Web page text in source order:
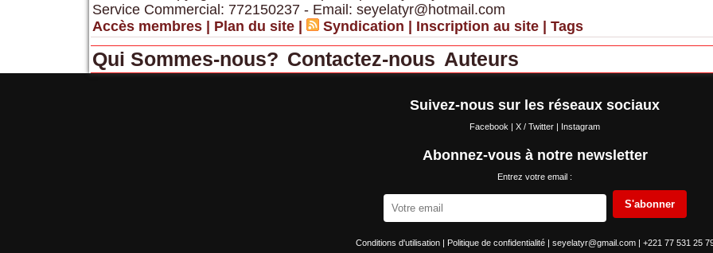
Service Commercial: 772150237 - Email: seyelatyr@hotmail.com
Accès membres
Plan du site Syndication Inscription au site Tags
Qui Sommes-nous? Contactez-nous Auteurs
Suivez-nous sur les réseaux sociaux
Facebook X / Twitter Instagram
Abonnez-vous à notre newsletter
Entrez votre email :
S'abonner
Conditions d'utilisation Politique de confidentialité seyelatyr@gmail.com +221 77 531 25